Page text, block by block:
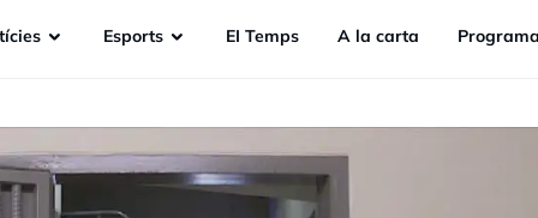
Esports EI Temps A la carta